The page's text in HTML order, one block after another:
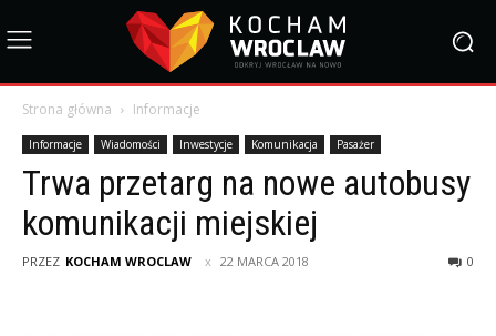
Strona główna Informacje
Informacje Wiadomości Inwestycje Komunikacja Pasażer
Trwa przetarg na nowe autobusy
komunikacji miejskiej
PRZEZ KOCHAM WROCLAW 22 MARCA 2018 0